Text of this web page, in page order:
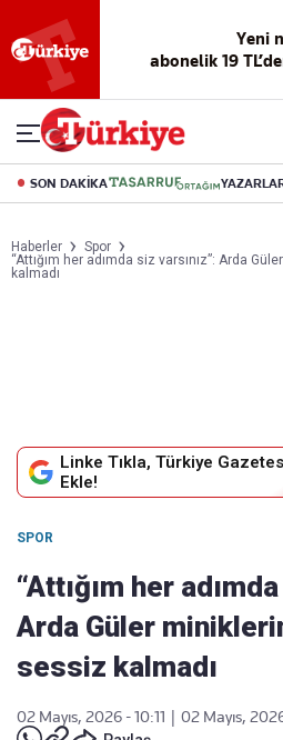
Yeni
abonelik 19
SON DAKİKA
Haberler
Spor
“Attığım her adımda siz varsınız”: Arda
kalmadı
Linke Tıkla, Türkiye
Ekle!
SPOR
“Attığım her
Arda Güler
sessiz kalmadı
02 Mayıs, 2026 - 10:11
02 Mayıs,